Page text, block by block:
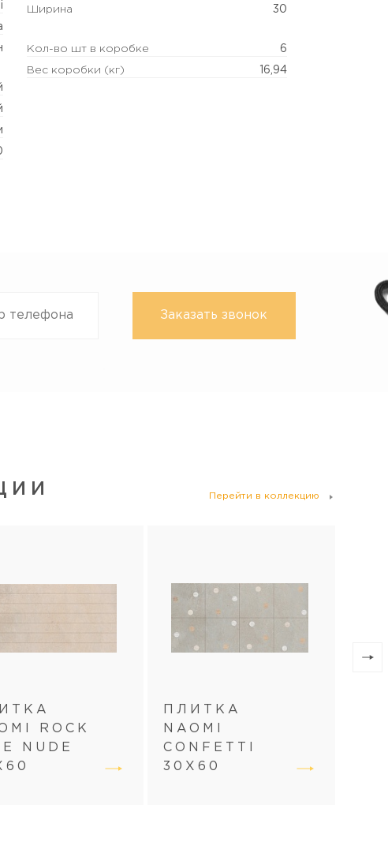
Ширина 30
Кол-во шт в коробке 6
Вес коробки (кг) 16,94
Перейти в коллекцию
ROCK
NUDE
ПЛИТКА
NAOMI
CONFETTI
30Х60